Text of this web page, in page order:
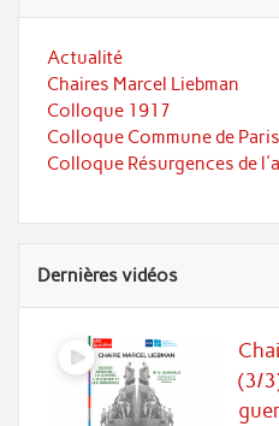
Actualité
Chaires Marcel Liebman
Colloque 1917
Colloque Commune de Paris
Colloque Résurgences de
Dernières vidéos
(3/